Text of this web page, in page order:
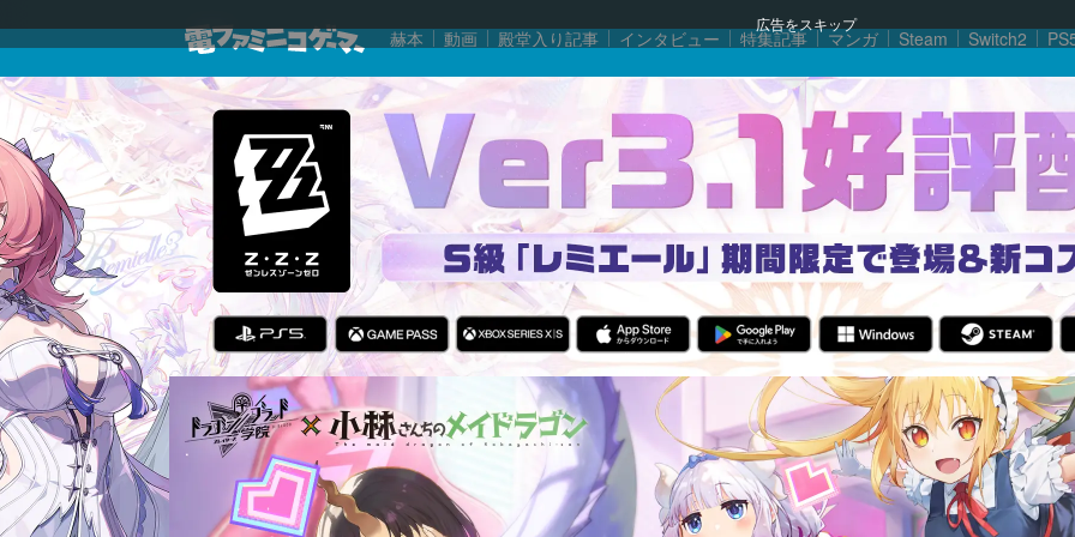
広告をスキップ
赫本 動画 殿堂入り記事 インタビュー 特集記事 マンガ Steam Switch2